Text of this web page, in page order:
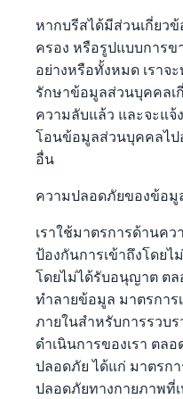
หากบรีสได้มีส่วนเกี่ยว
ครอง หรือรูปแบบการ
อย่างหรือทั้งหมด เราจ
รักษาข้อมูลส่วนบุคคลเ
ความลับแล้ว และจะแ
โอนข้อมูลส่วนบุคคลไป
อื่น
ความปลอดภั
เราใช้มาตรการด้านค
ป้องกันการเข้าถึงโดย
โดยไม่ได้รับอนุญาต ตล
ทำลายข้อมูล มาตรการ
ภายในสำหรับการรวบ
ดำเนินการของเรา ตล
ปลอดภัย ได้แก่ มาตรก
ปลอดภัยทางกายภาพที่